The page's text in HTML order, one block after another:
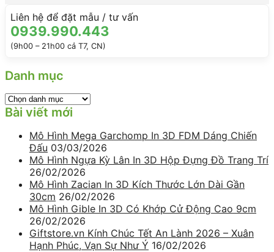
Liên hệ để đặt mẫu / tư vấn
0939.990.443
(9h00 – 21h00 cả T7, CN)
Danh mục
Bài viết mới
Mô Hình Mega Garchomp In 3D FDM Dáng Chiến
Đấu 03/03/2026
Mô Hình Ngựa Kỳ Lân In 3D Hộp Đựng Đồ Trang Trí
26/02/2026
Mô Hình Zacian In 3D Kích Thước Lớn Dài Gần
30cm 26/02/2026
Mô Hình Gible In 3D Có Khớp Cử Động Cao 9cm
26/02/2026
Giftstore.vn Kính Chúc Tết An Lành 2026 – Xuân
Hạnh Phúc, Vạn Sự Như Ý 16/02/2026